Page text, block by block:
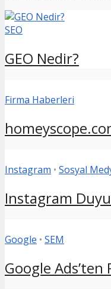
SEO
GEO Nedir?
Firma Haberleri
Instagram • Sosyal
Instagram
Google • SEM
Google Ads’ten